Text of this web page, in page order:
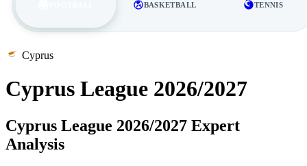
BASKETBALL TENNIS
Cyprus
Cyprus League 2026/2027
Cyprus League 2026/2027 Expert
Analysis